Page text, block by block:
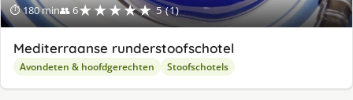
⏱ 180 min👥 6★★★★★ 5 (1)
Mediterraanse runderstoofschotel
Avondeten & hoofdgerechten Stoofschotels